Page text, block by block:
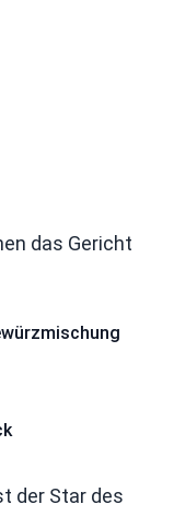
das Gericht
der Star des